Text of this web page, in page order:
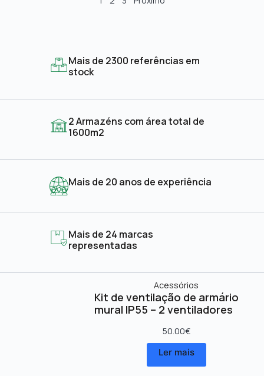
Mais de 2300 referências em
stock
2 Armazéns com área total de
1600m2
Mais de 20 anos de experiência
Mais de 24 marcas
representadas
Acessórios
Kit de ventilação de armário
mural IP55 – 2 ventiladores
50.00€
Ler mais